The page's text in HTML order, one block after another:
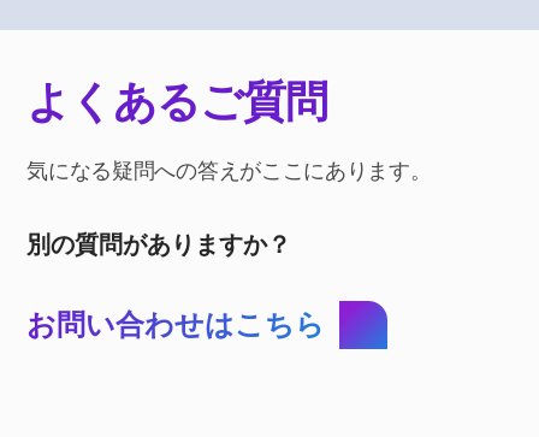
よくあるご質問
気になる疑問への答えがここにあります。
別の質問がありますか？
お問い合わせはこちら